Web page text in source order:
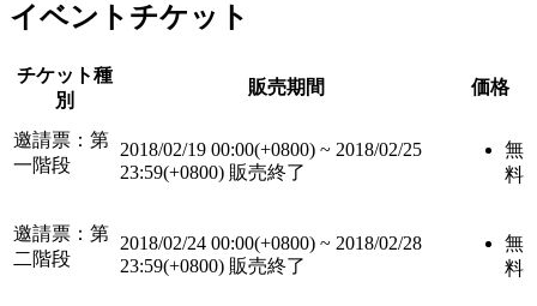
イベントチケット
チケット種
別
販売期間 価格
邀請票：第
一階段
2018/02/19 00:00(+0800) ~ 2018/02/25
23:59(+0800) 販売終了
無
料
邀請票：第
二階段
2018/02/24 00:00(+0800) ~ 2018/02/28
23:59(+0800) 販売終了
無
料